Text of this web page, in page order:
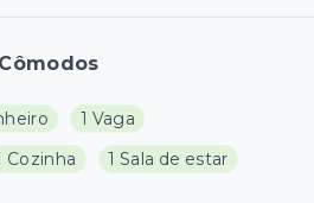
Cômodos
1 Vaga
Cozinha
1 Sala de estar